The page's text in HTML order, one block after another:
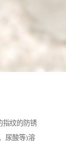
指纹的防锈
尿酸等)溶